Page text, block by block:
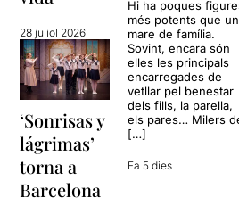
28 juliol 2026
‘Sonrisas y
lágrimas’
torna a
Barcelona
Hi ha poques
més potents que
mare de família.
Sovint, encara són
elles les principals
encarregades de
vetllar pel benestar
dels fills, la parella,
els pares… Milers
[…]
Fa 5 dies